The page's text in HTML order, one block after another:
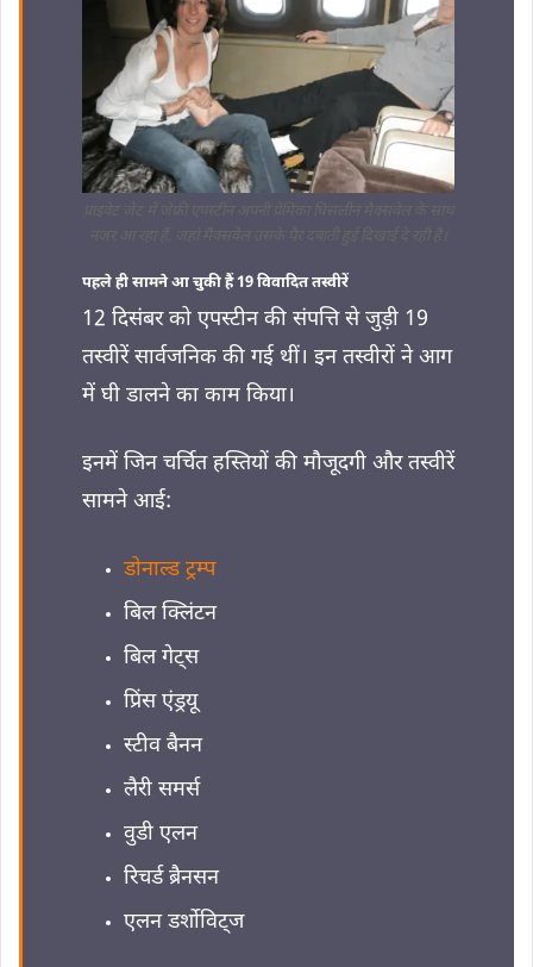
पहले ही सामने आ चुकी हैं 19 विवादित तस्वीरें
12 दिसंबर को एपस्टीन की संपत्ति से जुड़ी 19
तस्वीरें सार्वजनिक की गई थीं। इन तस्वीरों ने आग
में घी डालने का काम किया।
इनमें जिन चर्चित हस्तियों की मौजूदगी और तस्‍वीरें
सामने आई:
डोनाल्ड ट्रम्प
बिल क्लिंटन
बिल गेट्स
प्रिंस एंड्रयू
स्टीव बैनन
लैरी समर्स
वुडी एलन
रिचर्ड ब्रैनसन
एलन डर्शोविट्ज